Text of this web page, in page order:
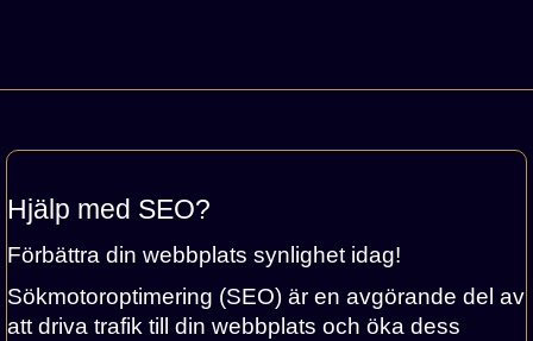
Hjälp med SEO?
Förbättra din webbplats synlighet idag!
Sökmotoroptimering (SEO) är en avgörande del av
att driva trafik till din webbplats och öka dess